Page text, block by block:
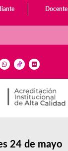
Docente
24 de mayo